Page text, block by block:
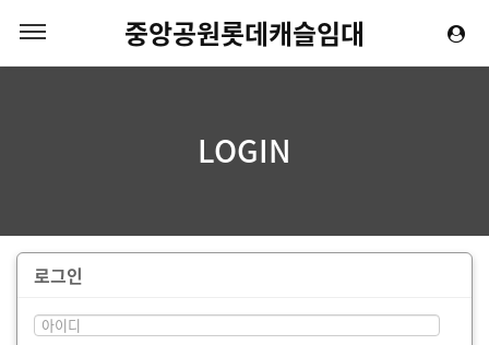
중앙공원롯데캐슬임대
LOGIN
로그인